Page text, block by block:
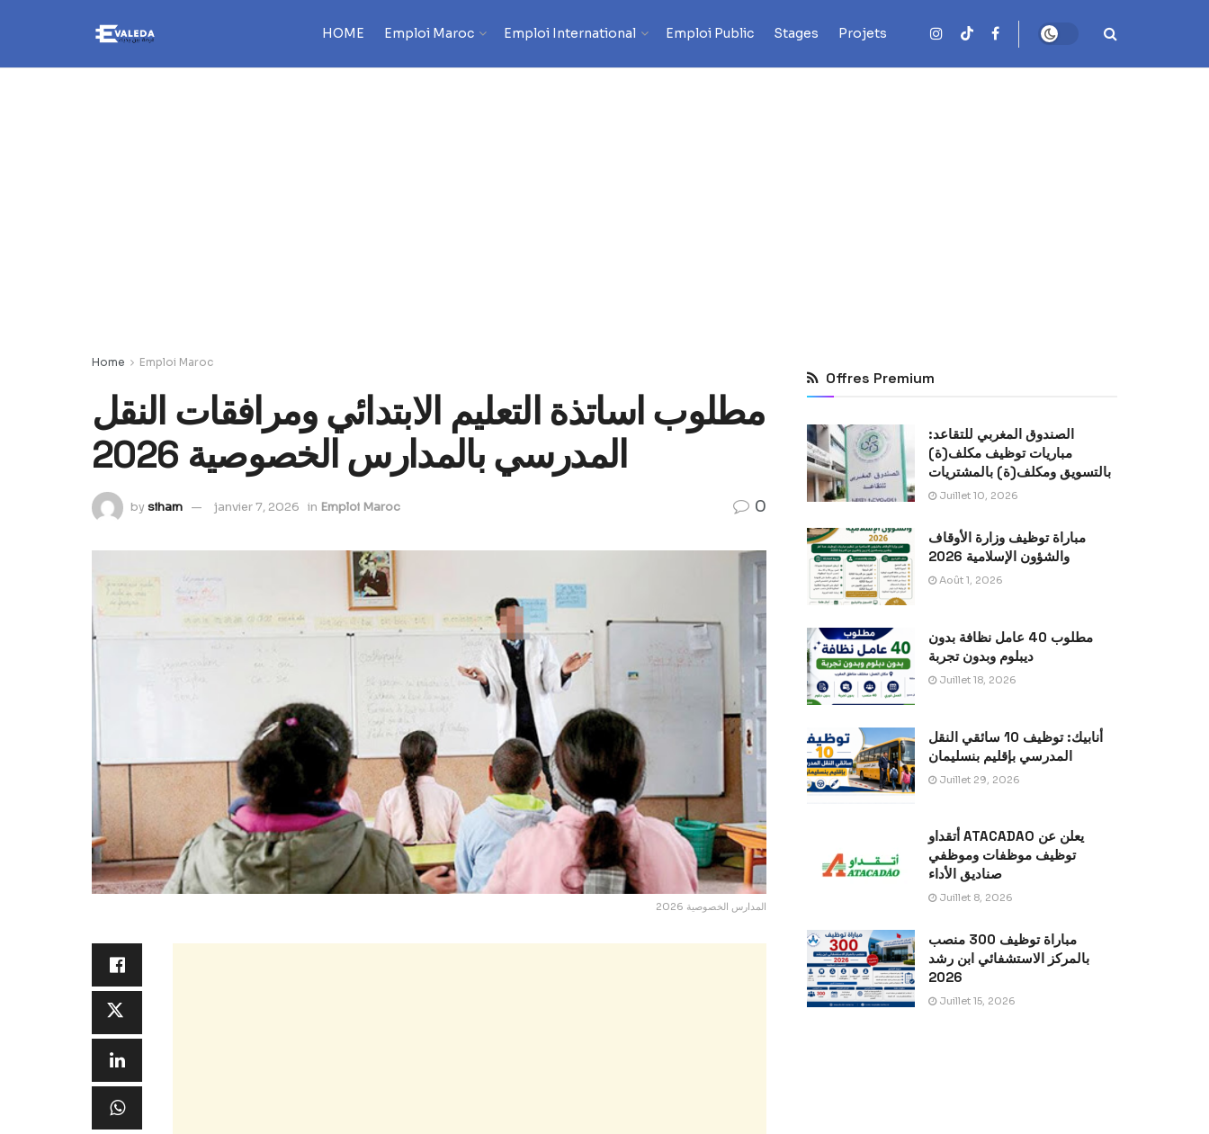
HOME Emploi Maroc Emploi International Emploi Public Stages Projets
Home Emploi Maroc
مطلوب اساتذة التعليم الابتدائي ومرافقات النقل
المدرسي بالمدارس الخصوصية 2026
bysiham janvier 7, 2026 in Emploi Maroc 0
المدارس الخصوصية 2026
Offres Premium
الصندوق المغربي للتقاعد:
مباريات توظيف مكلف(ة)
بالتسويق ومكلف(ة) بالمشتريات
Juillet 10, 2026
مباراة توظيف وزارة الأوقاف
والشؤون الإسلامية 2026
Août 1, 2026
مطلوب 40 عامل نظافة بدون
ديبلوم وبدون تجربة
Juillet 18, 2026
أنابيك: توظيف 10 سائقي النقل
المدرسي بإقليم بنسليمان
Juillet 29, 2026
أتقداو ATACADAO يعلن عن
توظيف موظفات وموظفي
صناديق الأداء
Juillet 8, 2026
مباراة توظيف 300 منصب
بالمركز الاستشفائي ابن رشد
2026
Juillet 15, 2026